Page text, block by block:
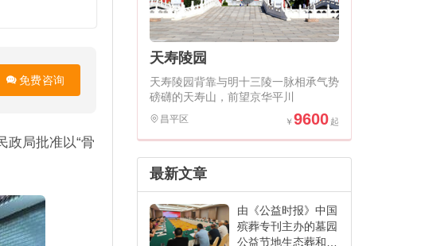
免费咨询
政局批准以“骨
天寿陵园
天寿陵园背靠与明十三陵一脉相承气势
磅礴的天寿山，前望京华平川
昌平区 9600
最新文章
由《公益时报》中国
殡葬专刊主办的墓园
公益节地生态葬和创